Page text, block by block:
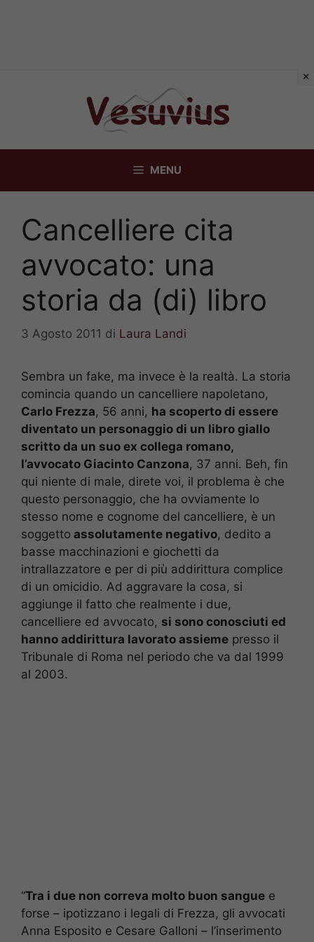
MENU
Cancelliere cita
avvocato: una
storia da (di) libro
3 Agosto 2011 di Laura Landi
Sembra un fake, ma invece è la realtà. La storia
comincia quando un cancelliere napoletano,
Carlo Frezza, 56 anni, ha scoperto di essere
diventato un personaggio di un libro giallo
scritto da un suo ex collega romano,
l’avvocato Giacinto Canzona, 37 anni. Beh, fin
qui niente di male, direte voi, il problema è che
questo personaggio, che ha ovviamente lo
stesso nome e cognome del cancelliere, è un
soggetto assolutamente negativo, dedito a
basse macchinazioni e giochetti da
intrallazzatore e per di più addirittura complice
di un omicidio. Ad aggravare la cosa, si
aggiunge il fatto che realmente i due,
cancelliere ed avvocato, si sono conosciuti ed
hanno addirittura lavorato assieme presso il
Tribunale di Roma nel periodo che va dal 1999
al 2003.
“Tra i due non correva molto buon sangue e
forse – ipotizzano i legali di Frezza, gli avvocati
Anna Esposito e Cesare Galloni – l’inserimento